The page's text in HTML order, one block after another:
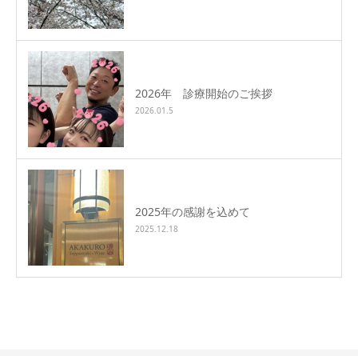
2026年 診療開始のご挨拶
2026.01.5
2025年の感謝を込めて
2025.12.18